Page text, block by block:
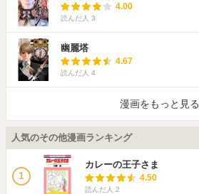
4.00
読んだ人 3
幽麗塔
4.67
読んだ人 4
漫画をもっと見る
人気のその他漫画ランキング
1
カレーの王子さま
4.50
読んだ人 2